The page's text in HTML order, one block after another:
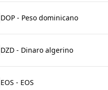
DOP - Peso dominicano
DZD - Dinaro algerino
EOS - EOS